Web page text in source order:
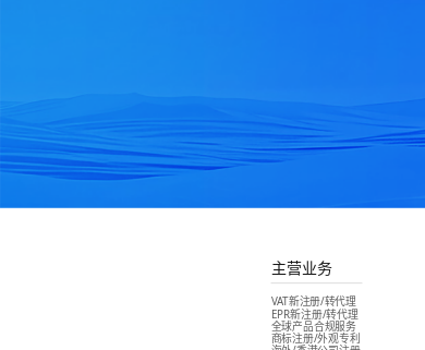
主营业务
VAT新注册/转代理
EPR新注册/转代理
全球产品合规服务
商标注册/外观专利